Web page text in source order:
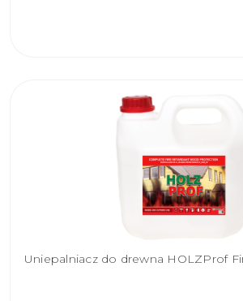
Uniepalniacz do drewna HOLZProf